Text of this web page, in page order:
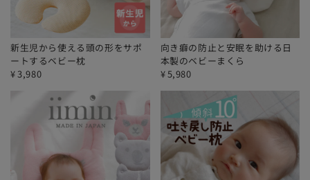
新生児から使える頭の形をサポ
ートするベビー枕
¥3,980
向き癖の防止と安眠を助ける日
本製のベビーまくら
¥5,980